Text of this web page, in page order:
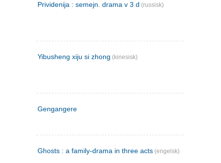
Prividenija : semejn. drama v 3 d (russisk)
Yibusheng xiju si zhong (kinesisk)
Gengangere
Ghosts : a family-drama in three acts (engelsk)